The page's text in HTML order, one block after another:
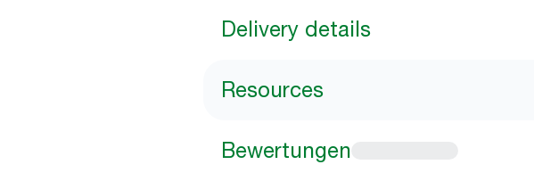
Delivery details
Resources
Bewertungen